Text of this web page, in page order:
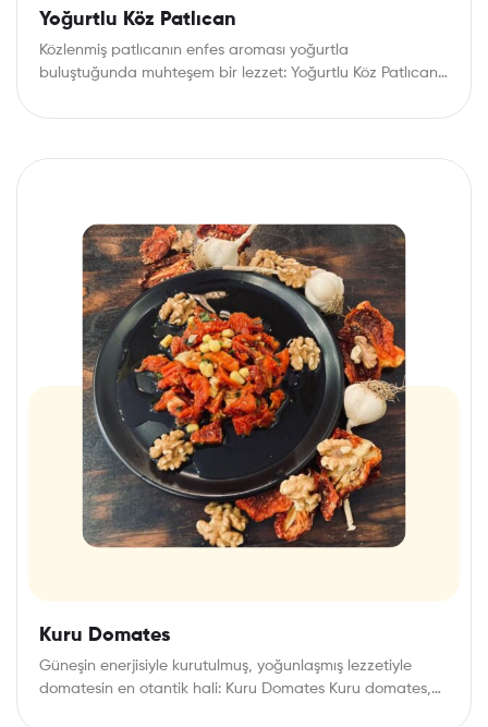
Yoğurtlu Köz Patlıcan
Közlenmiş patlıcanın enfes aroması yoğurtla
buluştuğunda muhteşem bir lezzet: Yoğurtlu Köz Patlıcan
Kuru Domates
Güneşin enerjisiyle kurutulmuş, yoğunlaşmış lezzetiyle
domatesin en otantik hali: Kuru Domates Kuru domates,